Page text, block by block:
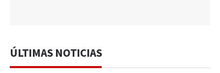
ÚLTIMAS NOTICIAS